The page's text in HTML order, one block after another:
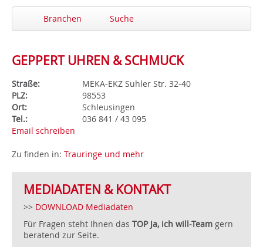
Branchen Suche
GEPPERT UHREN & SCHMUCK
Straße:
MEKA-EKZ Suhler Str. 32-40
PLZ:
98553
Ort:
Schleusingen
Tel.:
036 841 / 43 095
Email schreiben
Zu finden in: Trauringe und mehr
MEDIADATEN & KONTAKT
>> DOWNLOAD Mediadaten
Für Fragen steht Ihnen das TOP Ja, ich will-Team gern
beratend zur Seite.